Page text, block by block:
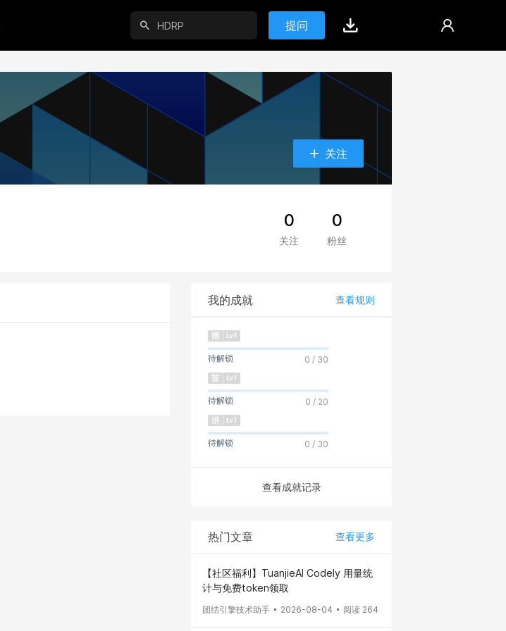
提问
关注
0
关注
0
粉丝
我的成就 查看规则
待解锁 0 / 30
待解锁 0 / 20
待解锁 0 / 30
查看成就记录
热门文章 查看更多
【社区福利】TuanjieAI Codely 用量统
计与免费token领取
团结引擎技术助手 2026-08-04 阅读 264